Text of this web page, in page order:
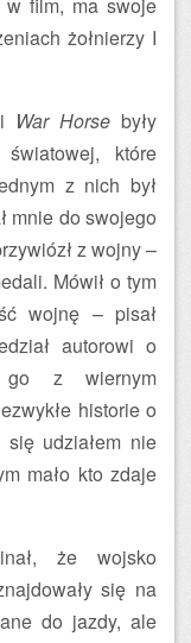
żołnierzy I
War Horse były
które
z nich był
mnie do swojego
z wojny –
Mówił o tym
wojnę – pisał
autorowi o
z wiernym
historie o
udziałem nie
mało kto zdaje
że wojsko
się na
do jazdy, ale